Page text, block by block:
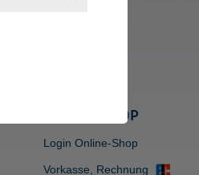
ONLINE-SHOP
Login Online-Shop
Vorkasse, Rechnung